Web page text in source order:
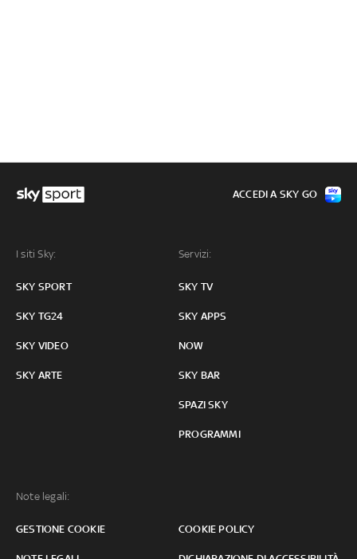
I siti Sky:
SKY SPORT
SKY TG24
SKY VIDEO
SKY ARTE
Servizi:
SKY TV
SKY APPS
NOW
SKY BAR
SPAZI SKY
PROGRAMMI
Note legali:
GESTIONE COOKIE COOKIE POLICY
ACCEDI A SKY GO